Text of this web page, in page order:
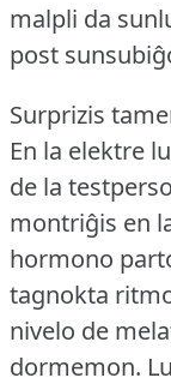
malpli da
post
Surprizis
En la elektre
de la
montriĝis en
hormono
tagnokta
nivelo de
dormemon.